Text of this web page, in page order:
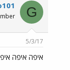
G
5/3/17
איפה איפה